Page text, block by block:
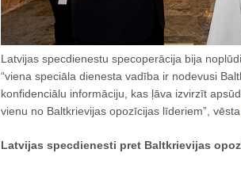
Latvijas specdienestu specoperācija bija
“viena speciāla dienesta vadība ir nodevusi
konfidenciālu informāciju, kas ļāva izvirzīt
vienu no Baltkrievijas opozīcijas līderiem”, vēsta
Latvijas specdienesti pret Baltkrievijas